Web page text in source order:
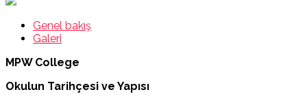
Genel bakış
Galeri
MPW College
Okulun Tarihçesi ve Yapısı